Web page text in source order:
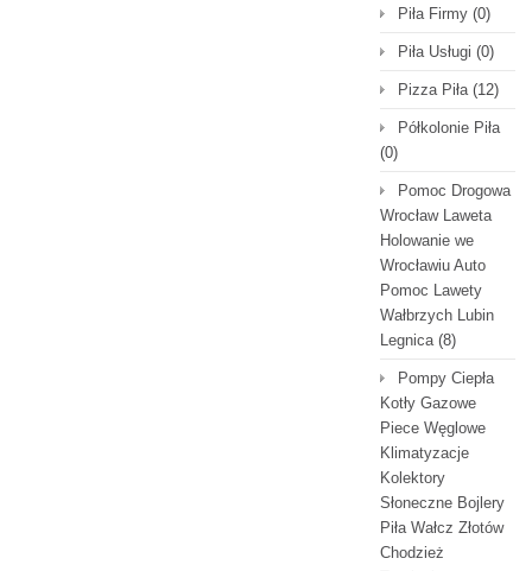
Piła Firmy (0)
Piła Usługi (0)
Pizza Piła(12)
Półkolonie Piła
(0)
Pomoc Drogowa
Wrocław Laweta
Holowanie we
Wrocławiu Auto
Pomoc Lawety
Wałbrzych Lubin
Legnica(8)
Pompy Ciepła
Kotły Gazowe
Piece Węglowe
Klimatyzacje
Kolektory
Słoneczne Bojlery
Piła Wałcz Złotów
Chodzież